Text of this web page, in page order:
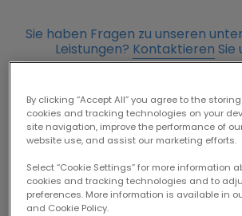
Sie haben Fragen zu unseren
Leistungen? Kontaktieren Sie
Abnahme des
für Hunde
By clicking “Accept All” you agree to the
cookies and tracking technologies on your
site navigation, improve the performance of
website use, and assist our marketing efforts.
Select “Cookie Settings” for more information
cookies and tracking technologies and to
preferences. More information is available in
and Cookie Policy.